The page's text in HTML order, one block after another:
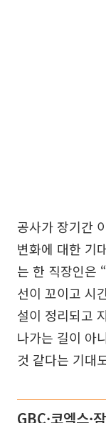
공사가 장기간
변화에 대한 기
는 한 직장인은
선이 꼬이고 시
설이 정리되고
나가는 길이 아
것 같다는 기대
GBC·코엑스·